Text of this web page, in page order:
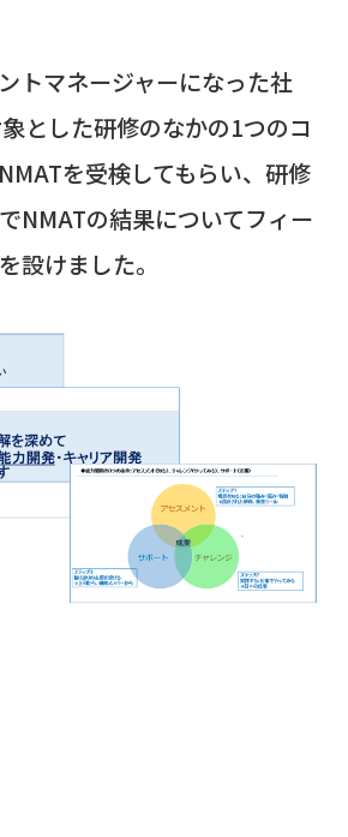
トマネージャーになった社
とした研修のなかの1つのコ
NMATを受検してもらい、研修
NMATの結果についてフィー
設けました。